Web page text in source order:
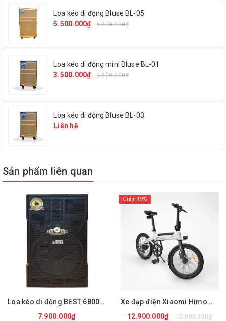
Equalizer chỉnh tay Không
Ngõ cắm micro
Bluetooth
Khe cắm thẻ nhớ Có
Đài FM
Thời lượng pin
Nguồn điện
220V hoặc bình ắc quy
Loa kéo di động Bluse BL-05
5.500.000₫
6.200.000₫
Loa kéo di động mini Bluse BL-01
3.500.000₫
4.200.000₫
Loa kéo di động Bluse BL-03
Liên hệ
Sản phẩm liên quan
Loa kéo di động BEST 6800 PRO
7.900.000₫
Giảm 19%
Xe đạp điện Xiaomi Himo C20
12.900.000₫
15.990.000₫